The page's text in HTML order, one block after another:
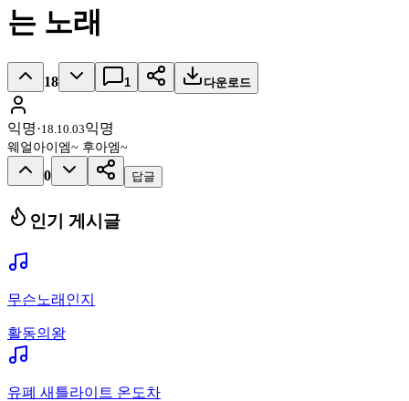
는 노래
18 1 다운로드
익명·18.10.03익명
웨얼아이엠~ 후아엠~
0 답글
인기 게시글
무슨노래인지
활동의왕
유폐 새틀라이트 온도차